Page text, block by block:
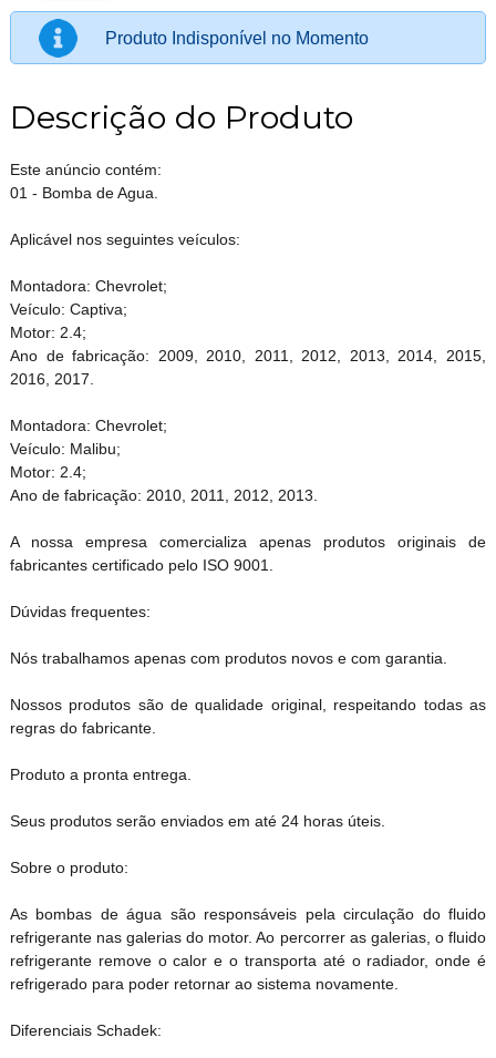
Produto Indisponível no Momento
Descrição do Produto
Este anúncio contém:
01 - Bomba de Agua.
Aplicável nos seguintes veículos:
Montadora: Chevrolet;
Veículo: Captiva;
Motor: 2.4;
Ano de fabricação: 2009, 2010, 2011, 2012, 2013, 2014, 2015,
2016, 2017.
Montadora: Chevrolet;
Veículo: Malibu;
Motor: 2.4;
Ano de fabricação: 2010, 2011, 2012, 2013.
A nossa empresa comercializa apenas produtos originais de
fabricantes certificado pelo ISO 9001.
Dúvidas frequentes:
Nós trabalhamos apenas com produtos novos e com garantia.
Nossos produtos são de qualidade original, respeitando todas as
regras do fabricante.
Produto a pronta entrega.
Seus produtos serão enviados em até 24 horas úteis.
Sobre o produto:
As bombas de água são responsáveis pela circulação do fluido
refrigerante nas galerias do motor. Ao percorrer as galerias, o fluido
refrigerante remove o calor e o transporta até o radiador, onde é
refrigerado para poder retornar ao sistema novamente.
Diferenciais Schadek: